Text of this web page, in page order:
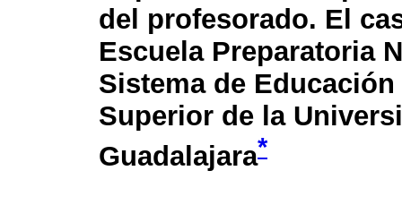
del profesorado. El
Escuela Preparatoria
Sistema de Educación
Superior de la
Guadalajara*